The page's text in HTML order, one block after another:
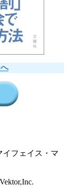
イフェイス・マ